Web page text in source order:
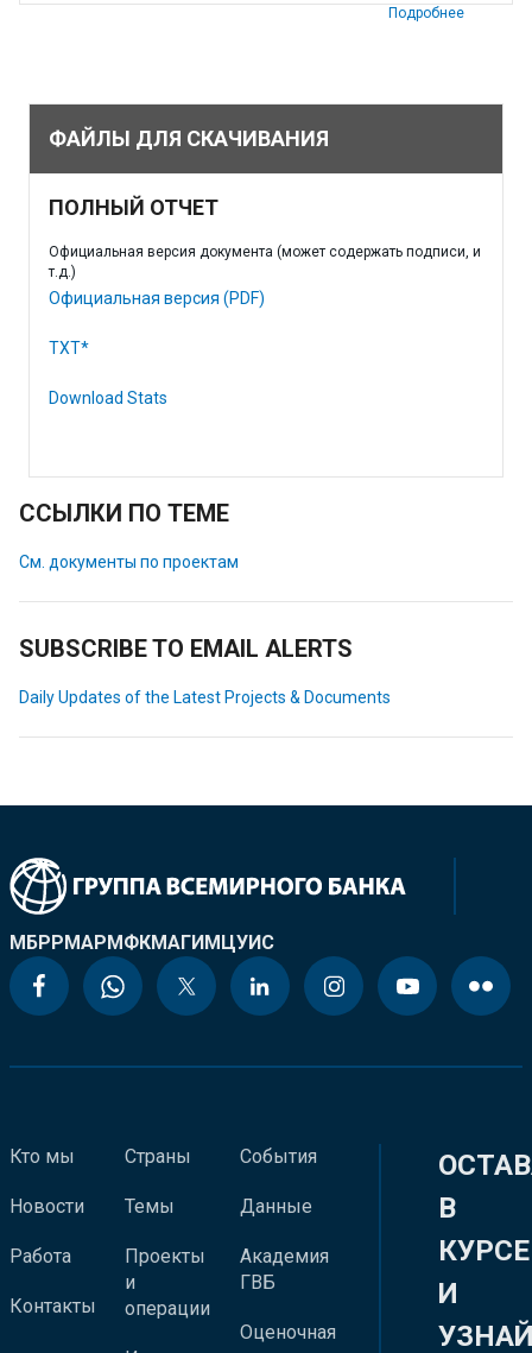
Подробнее
ФАЙЛЫ ДЛЯ СКАЧИВАНИЯ
ПОЛНЫЙ ОТЧЕТ
Официальная версия документа (может содержать подписи, и
т.д.)
Официальная версия (PDF)
TXT*
Download Stats
ССЫЛКИ ПО ТЕМЕ
См. документы по проектам
SUBSCRIBE TO EMAIL ALERTS
Daily Updates of the Latest Projects & Documents
МБРРМАРМФКМАГИМЦУИС
Кто мы
Новости
Работа
Контакты
Страны
Темы
Проекты
и
операции
События
Данные
Академия
ГВБ
Оценочная
В
КУРСЕ
И